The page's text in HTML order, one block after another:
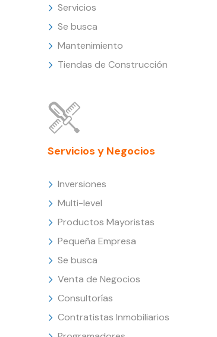
Servicios
Se busca
Mantenimiento
Tiendas de Construcción
Servicios y Negocios
Inversiones
Multi-level
Productos Mayoristas
Pequeña Empresa
Se busca
Venta de Negocios
Consultorías
Contratistas Inmobiliarios